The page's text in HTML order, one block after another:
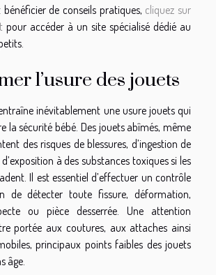
de conseils pratiques, cliquez sur
pour accéder à un site spécialisé dédié au
l’usure des jouets
inévitablement une usure jouets qui
la sécurité bébé. Des jouets abîmés, même
des risques de blessures, d’ingestion de
à des substances toxiques si les
Il est essentiel d’effectuer un contrôle
de détecter toute fissure, déformation,
ou pièce desserrée. Une attention
portée aux coutures, aux attaches ainsi
principaux points faibles des jouets
âge.